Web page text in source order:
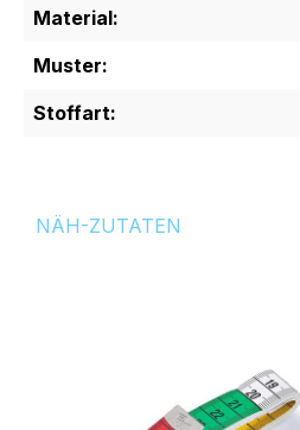
Material:
Muster:
Stoffart:
NÄH-ZUTATEN